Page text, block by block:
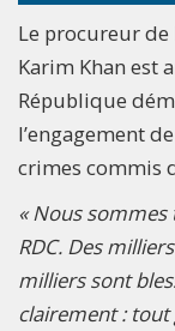
Le procureur de
Karim Khan est
République
l’engagement
crimes commis
« Nous sommes
RDC. Des
milliers sont
clairement :